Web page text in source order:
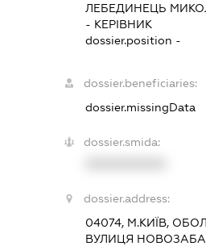
ЛЕБЕДИНЕЦЬ
- КЕРІВНИК
dossier.position -
dossier.beneficiaries:
dossier.missingData
dossier.smida:
dossier.address:
04074, М.КИЇВ,
ВУЛИЦЯ